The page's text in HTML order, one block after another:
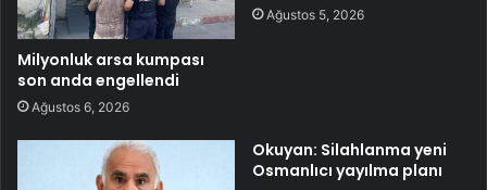
Milyonluk arsa kumpası
son anda engellendi
Ağustos 6, 2026
Ağustos 5, 2026
Okuyan: Silahlanma yeni
Osmanlıcı yayılma planı